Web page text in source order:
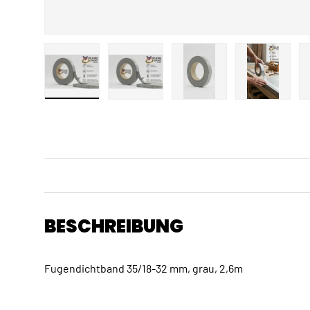
BESCHREIBUNG
Fugendichtband 35/18-32 mm, grau, 2,6m